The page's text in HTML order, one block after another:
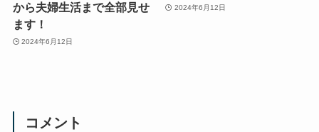
から夫婦生活まで全部見せ
ます！
2024年6月12日
2024年6月12日
コメント